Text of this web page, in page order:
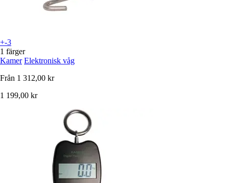
+-3
1 färger
Kamer Elektronisk våg
Från 1 312,00 kr
1 199,00 kr